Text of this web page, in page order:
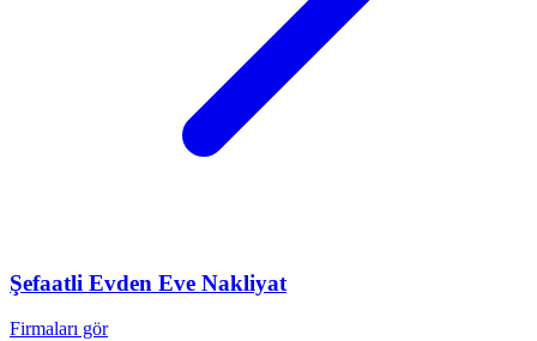
Şefaatli Evden Eve Nakliyat
Firmaları gör